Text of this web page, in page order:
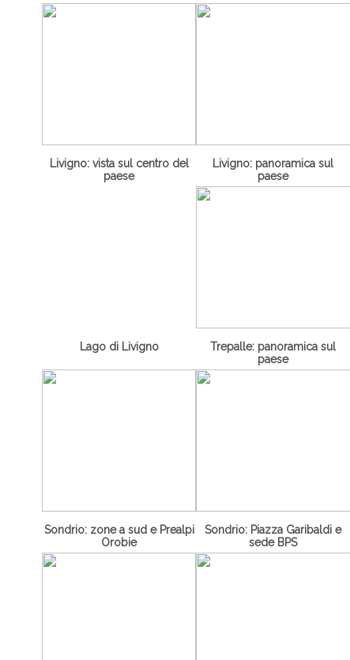
Livigno: vista sul centro del
paese
Livigno: panoramica sul
paese
Lago di Livigno
Trepalle: panoramica sul
paese
Sondrio: zone a sud e Prealpi
Orobie
Sondrio: Piazza Garibaldi e
sede BPS